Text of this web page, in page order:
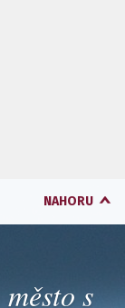
NAHORU
město s